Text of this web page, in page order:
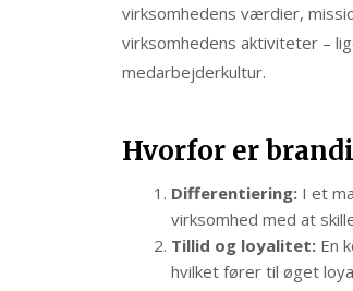
virksomhedens værdier,
virksomhedens aktiviteter –
medarbejderkultur.
Hvorfor er
Differentiering: I et
virksomhed med at
Tillid og loyalitet: En
hvilket fører til øget